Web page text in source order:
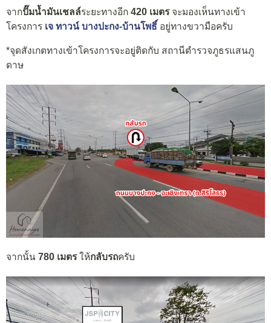
จากปั๊มน้ำมันเชลล์ระยะทางอีก 420 เมตรจะมองเห็นทางเข้า
โครงการ เจ ทาวน์ บางปะกง-บ้านโพธิ์ อยู่ทางขวามือครับ
*จุดสังเกตทางเข้าโครงการจะอยู่ติดกับ สถานีตำรวจภูธรแสนภู
ดาษ
จากนั้น 780 เมตรให้กลับรถครับ